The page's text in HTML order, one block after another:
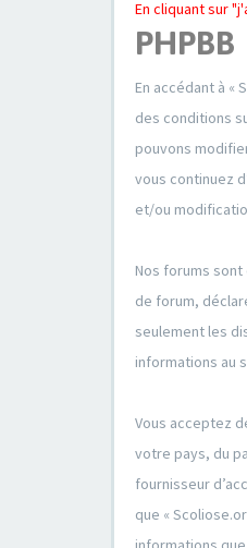
En cliquant sur
PHPBB
En accédant à «
des conditions
pouvons
vous continuez
et/ou
Nos forums sont
de forum,
seulement les
informations au
Vous acceptez
votre pays, du
fournisseur
que «